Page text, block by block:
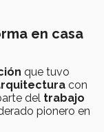
en casa
que tuvo
con
del trabajo
pionero en